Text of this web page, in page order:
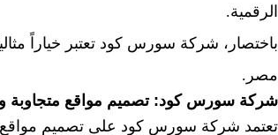
الرقمية.
باختصار، شركة سورس كود تعتبر خياراً
مصر.
شركة سورس كود: تصميم مواقع متجاوبة
تعتمد شركة سورس كود على تصميم مواقع